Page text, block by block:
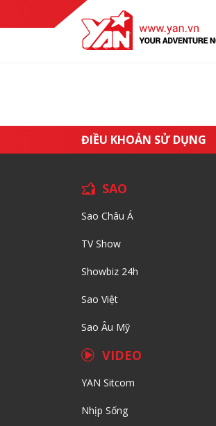
ĐIỀU KHOẢN SỬ DỤNG
SAO
Sao Châu Á
TV Show
Showbiz 24h
Sao Việt
Sao Âu Mỹ
VIDEO
YAN Sitcom
Nhịp Sống